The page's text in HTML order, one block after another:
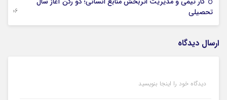
تحصیلی
06 آگوست 2026
ارسال دیدگاه
دیدگاه خود را اینجا بنویسید